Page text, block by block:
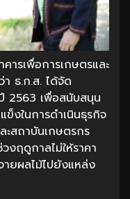
คารเพื่อการเกษตรและ
ธ.ก.ส. ได้จัด
2563 เพื่อสนับสนุน
ข็งในการดำเนินธุรกิจ
ะสถาบันเกษตรกร
งฤดูกาลไม่ให้ราคา
ายผลไม้ไปยังแหล่ง